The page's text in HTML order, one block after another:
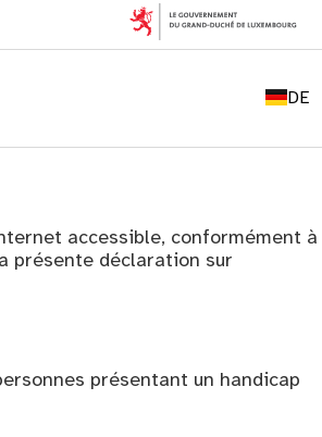
DE
FR
LU
accessible, conformément à
présente déclaration sur
présentant un handicap